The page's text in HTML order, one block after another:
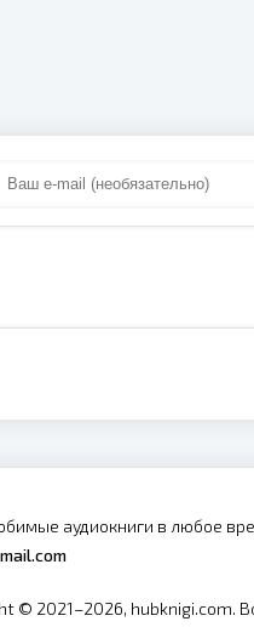
аудиокниги в любое
© 2021–2026, hubknigi.com.